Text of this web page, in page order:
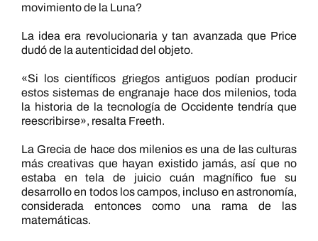
movimiento de la Luna?
La idea era revolucionaria y tan avanzada que Price
dudó de la autenticidad del objeto.
«Si los científicos griegos antiguos podían producir
estos sistemas de engranaje hace dos milenios, toda
la historia de la tecnología de Occidente tendría que
reescribirse», resalta Freeth.
La Grecia de hace dos milenios es una de las culturas
más creativas que hayan existido jamás, así que no
estaba en tela de juicio cuán magnífico fue su
desarrollo en todos los campos, incluso en astronomía,
considerada entonces como una rama de las
matemáticas.